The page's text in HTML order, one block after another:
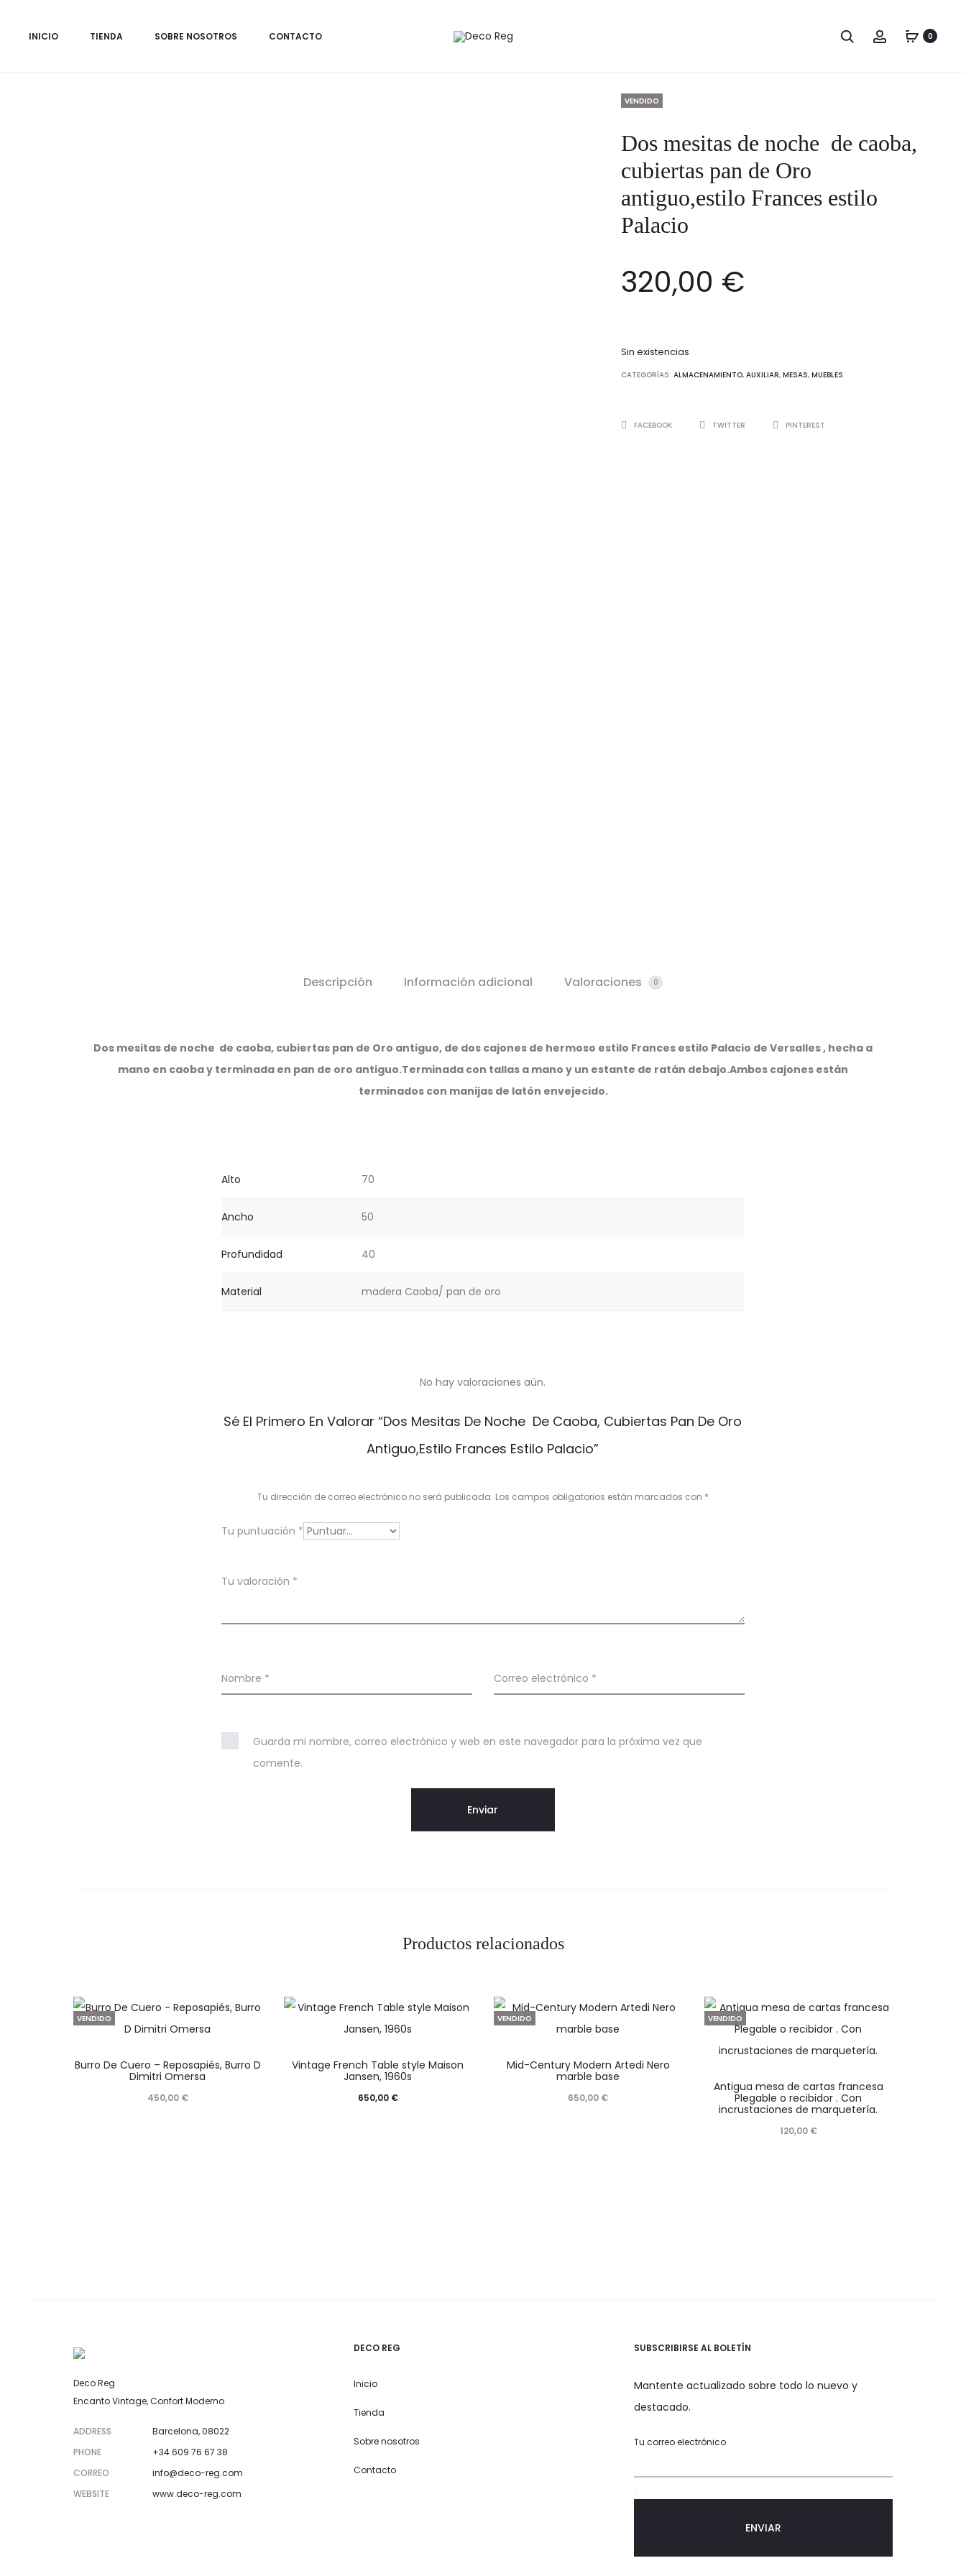
INICIO TIENDA SOBRE NOSOTROS CONTACTO
Buscar Cuenta 0
por
ANTIGUO
ESPAÑOL,
VINTAGE
MAISON
VENDIDO
Dos mesitas de noche de caoba,
cubiertas pan de Oro
antiguo,estilo Frances estilo
Palacio
320,00 €
Sin existencias
CATEGORÍAS: ALMACENAMIENTO, AUXILIAR, MESAS, MUEBLES
COMPARTIR
FACEBOOK TWITTER PINTEREST
Descripción Información adicional Valoraciones 0
Dos mesitas de noche de caoba, cubiertas pan de Oro antiguo, de dos cajones de hermoso estilo Frances estilo Palacio de Versalles , hecha a
mano en caoba y terminada en pan de oro antiguo.Terminada con tallas a mano y un estante de ratán debajo.Ambos cajones están
terminados con manijas de latón envejecido.
Alto 70
Ancho 50
Profundidad 40
Material madera Caoba/ pan de oro
V
r
c
o
e
s
No hay valoraciones aún.
Sé El Primero En Valorar “Dos Mesitas De Noche De Caoba, Cubiertas Pan De Oro
Antiguo,estilo Frances Estilo Palacio”
Tu dirección de correo electrónico no será publicada. Los campos obligatorios están marcados con *
Tu puntuación *
Tu valoración *
Nombre * Correo electrónico *
Guarda mi nombre, correo electrónico y web en este navegador para la próxima vez que
comente.
Productos relacionados
VENDIDO
Burro De Cuero – Reposapiés, Burro D
Dimitri Omersa
450,00 €
Vintage French Table style Maison
Jansen, 1960s
650,00 €
VENDIDO
Mid-Century Modern Artedi Nero
marble base
650,00 €
VENDIDO
Antigua mesa de cartas francesa
Plegable o recibidor . Con
incrustaciones de marquetería.
120,00 €
Deco Reg
Encanto Vintage, Confort Moderno
ADDRESS
Barcelona, 08022
PHONE
+34 609 76 67 38
CORREO
info@deco-reg.com
WEBSITE
www.deco-reg.com
DECO REG
Inicio
Tienda
Sobre nosotros
Contacto
SUBSCRIBIRSE AL BOLETÍN
Mantente actualizado sobre todo lo nuevo y
destacado.
Tu correo electrónico
.